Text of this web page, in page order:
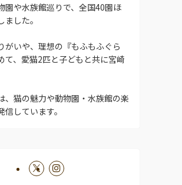
園や水族館巡りで、全国40園ほ
ました。
がいや、理想の『もふもふぐら
て、愛猫2匹と子どもと共に宮崎
、猫の魅力や動物園・水族館の楽
信しています。